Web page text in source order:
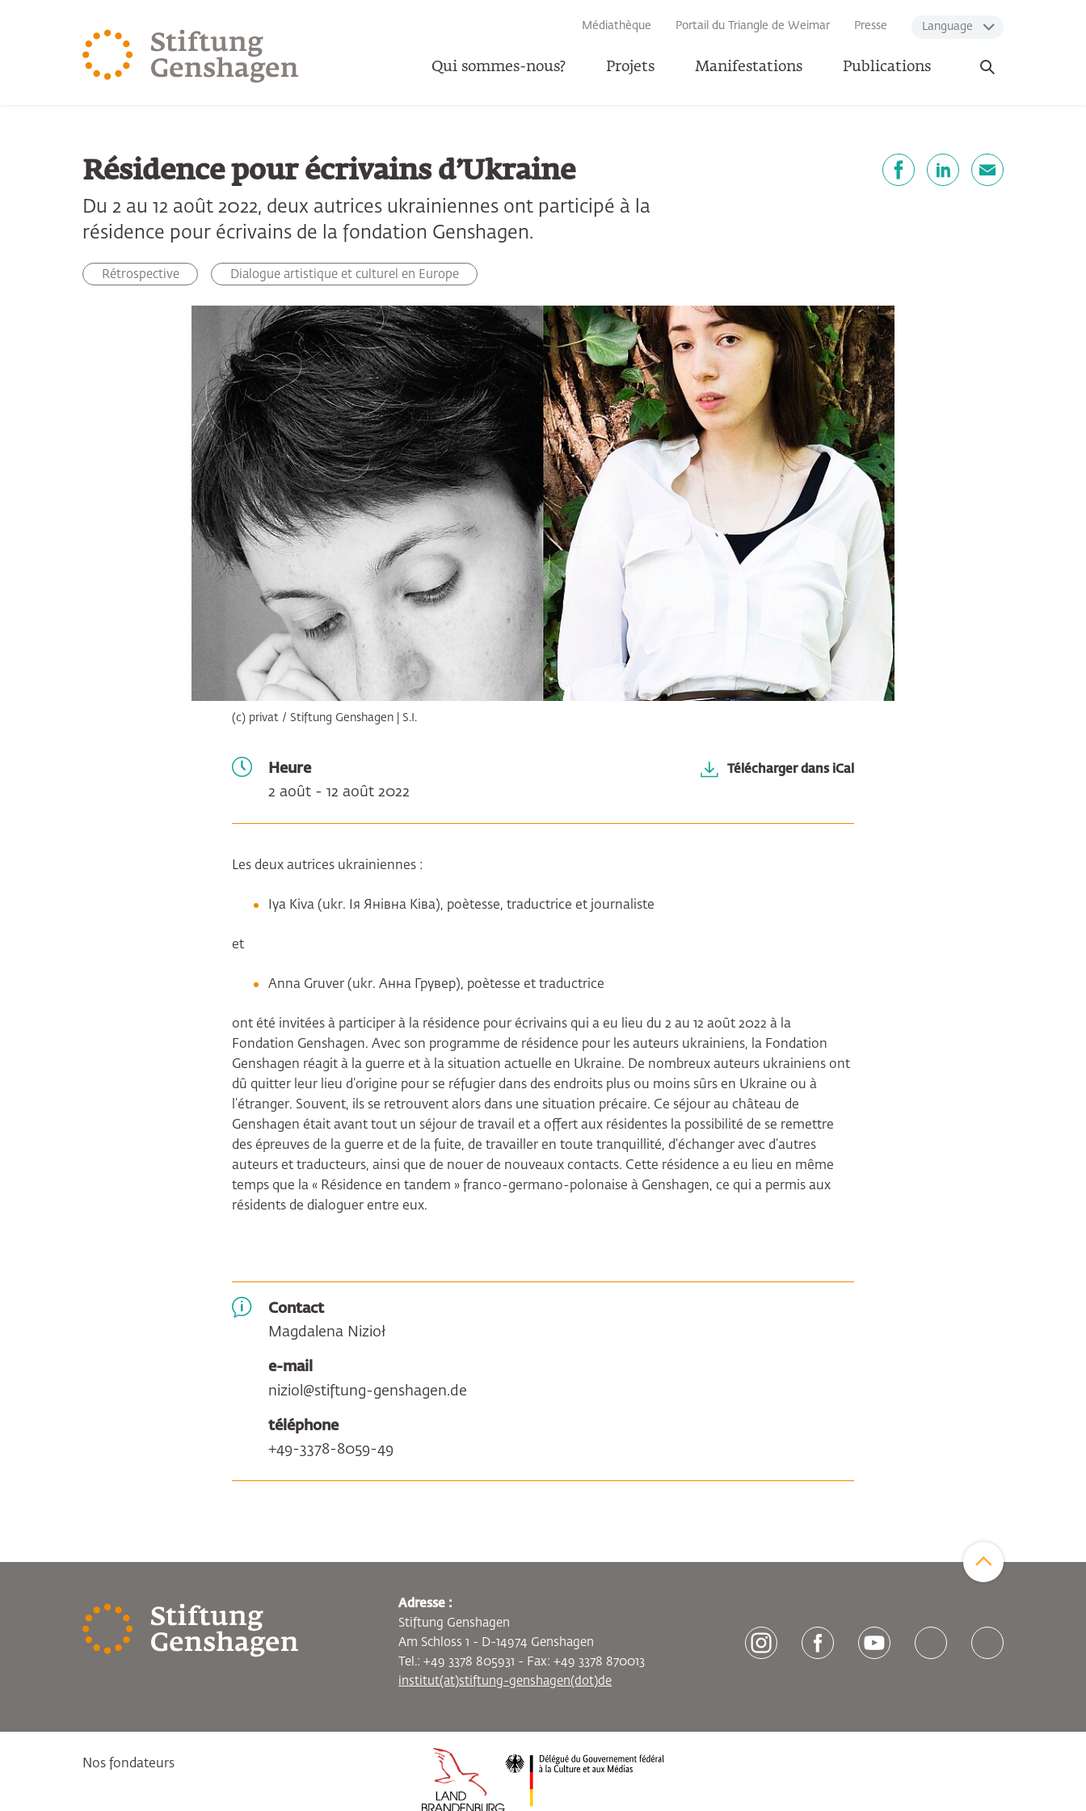
Médiathèque Portail du Triangle de Weimar Presse Language
Qui sommes-nous? Projets Manifestations Publications
Ouvrir
la
Résidence pour écrivains d’Ukraine
Du 2 au 12 août 2022, deux autrices ukrainiennes ont participé à la
résidence pour écrivains de la fondation Genshagen.
Rétrospective Dialogue artistique et culturel en Europe
(c) privat / Stiftung Genshagen | S.I.
Heure
2 août - 12 août 2022
Télécharger dans iCal
Les deux autrices ukrainiennes :
Iya Kiva (ukr. Ія Янівна Ківа), poètesse, traductrice et journaliste
et
Anna Gruver (ukr. Анна Грувер), poètesse et traductrice
ont été invitées à participer à la résidence pour écrivains qui a eu lieu du 2 au 12 août 2022 à la
Fondation Genshagen. Avec son programme de résidence pour les auteurs ukrainiens, la Fondation
Genshagen réagit à la guerre et à la situation actuelle en Ukraine. De nombreux auteurs ukrainiens ont
dû quitter leur lieu d’origine pour se réfugier dans des endroits plus ou moins sûrs en Ukraine ou à
l’étranger. Souvent, ils se retrouvent alors dans une situation précaire. Ce séjour au château de
Genshagen était avant tout un séjour de travail et a offert aux résidentes la possibilité de se remettre
des épreuves de la guerre et de la fuite, de travailler en toute tranquillité, d’échanger avec d’autres
auteurs et traducteurs, ainsi que de nouer de nouveaux contacts. Cette résidence a eu lieu en même
temps que la « Résidence en tandem » franco-germano-polonaise à Genshagen, ce qui a permis aux
résidents de dialoguer entre eux.
Contact
Magdalena Nizioł
e-mail
niziol@stiftung-genshagen.de
téléphone
+49-3378-8059-49
[socialLinksTitle]
Adresse :
Stiftung Genshagen
Am Schloss 1 - D-14974 Genshagen
Tel.: +49 3378 805931 - Fax: +49 3378 870013
institut(at)stiftung-genshagen(dot)de
Nos fondateurs